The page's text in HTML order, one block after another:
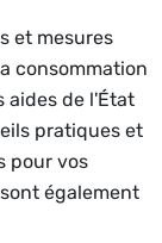
et mesures
consommation
aides de l'État
pratiques et
pour vos
également